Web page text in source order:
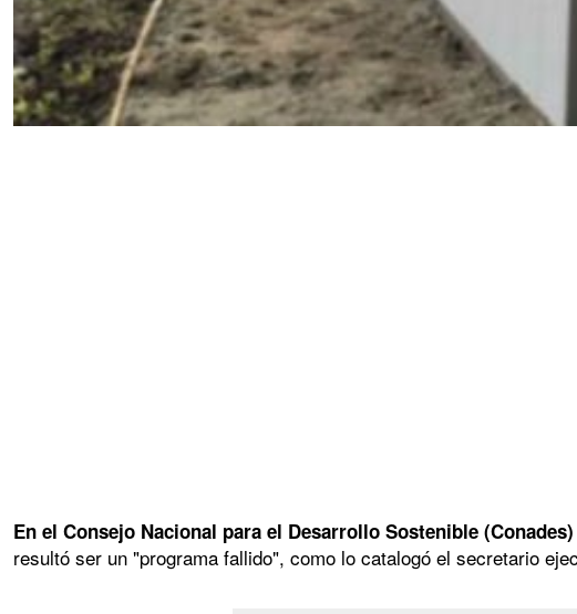
En el Consejo Nacional para el Desarrollo Sostenible (Conades)
resultó ser un "programa fallido", como lo catalogó el secretario